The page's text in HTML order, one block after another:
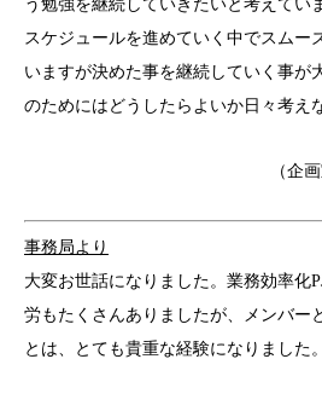
う勉強を継続していきたいと考えてい
スケジュールを進めていく中でスムー
いますが決めた事を継続していく事が
のためにはどうしたらよいか日々考え
（企
事務局より
大変お世話になりました。業務効率化
労もたくさんありましたが、メンバー
とは、とても貴重な経験になりました。